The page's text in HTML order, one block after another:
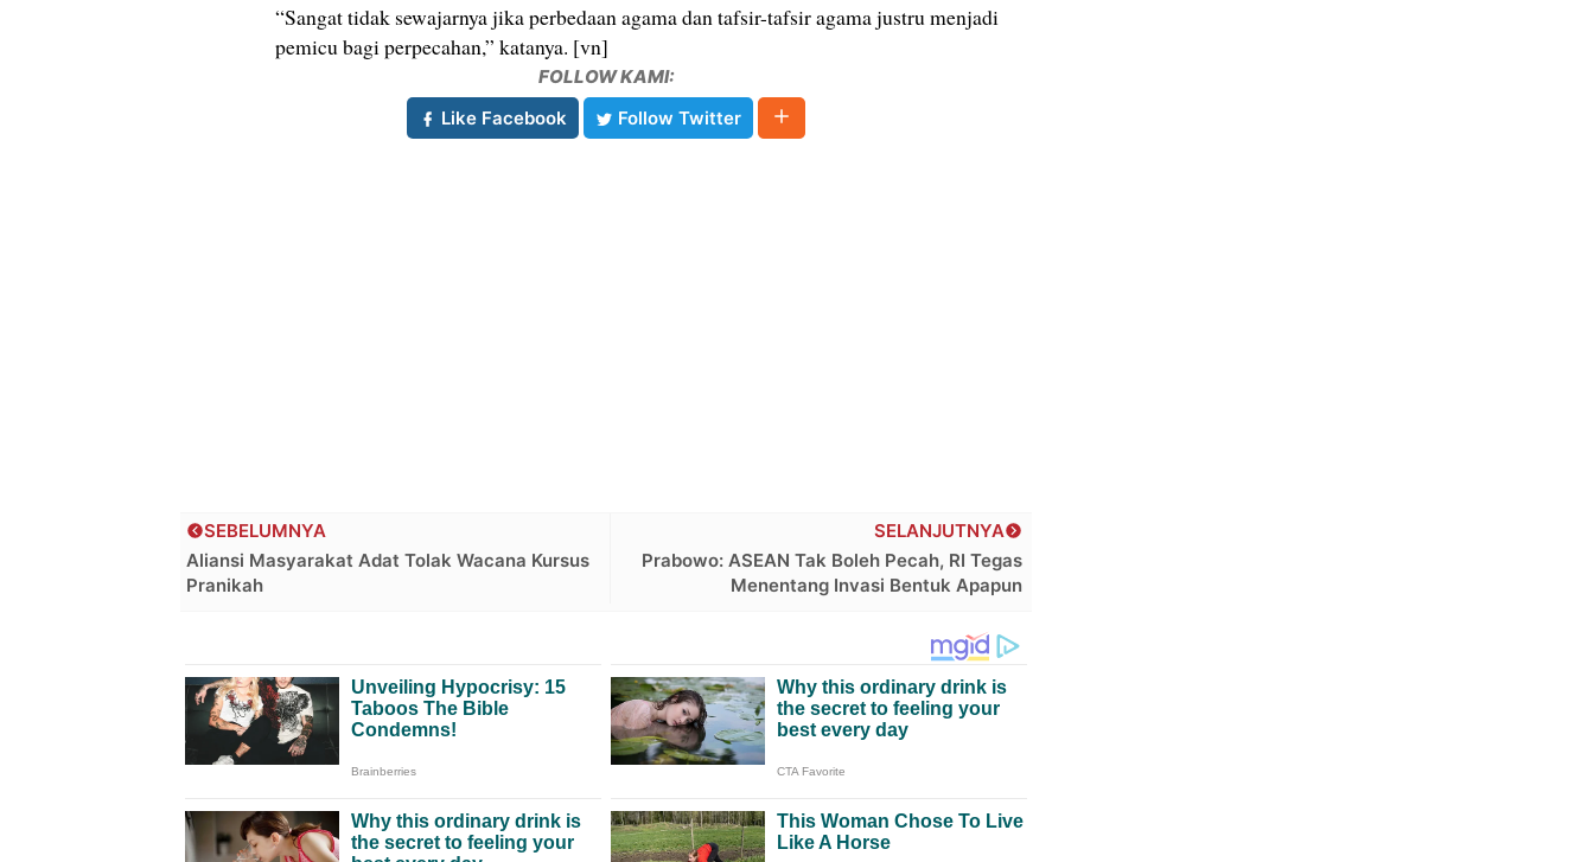
“Sangat tidak sewajarnya jika perbedaan agama dan tafsir-tafsir agama justru menjadi
pemicu bagi perpecahan,” katanya. [vn]
FOLLOW KAMI:
Like Facebook
Follow Twitter
SELANJUTNYA
Prabowo: ASEAN Tak Boleh Pecah, RI Tegas
Menentang Invasi Bentuk Apapun
SEBELUMNYA
Aliansi Masyarakat Adat Tolak Wacana Kursus
Pranikah